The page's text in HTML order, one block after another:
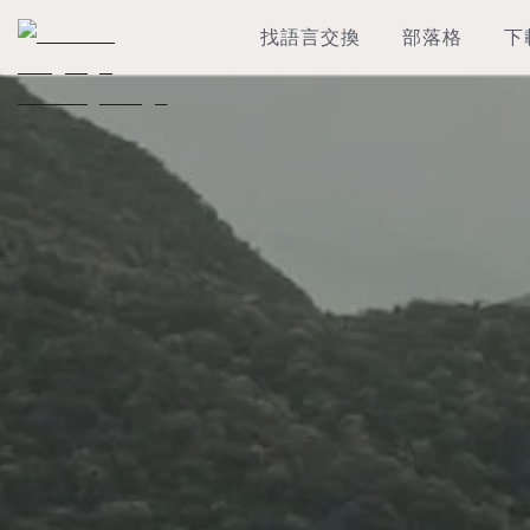
找語言交換 部落格 下